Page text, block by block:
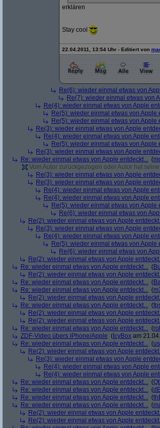
erklären
Stay cool
22.04.2011, 13:54 Uhr - Editiert von
Re(6): wieder einmal etwas von
Re(7): wieder einmal etwas von
Re(4): wieder einmal etwas von Apple
Re(5): wieder einmal etwas von Apple
Re(5): wieder einmal etwas von Apple
Re(3): wieder einmal etwas von Apple
Re(4): wieder einmal etwas von Apple
Re(5): wieder einmal etwas von Apple
Re(3): wieder einmal etwas von Apple
Re: wieder einmal etwas von Apple entdeckt... (
Vom Autor zurückgezogen oder Autor hat
Re(3): wieder einmal etwas von Apple
Re(3): wieder einmal etwas von Apple
Re(4): wieder einmal etwas von Apple
Re(4): wieder einmal etwas von Apple
Re(5): wieder einmal etwas von Apple
Re(6): wieder einmal etwas von
Re(2): wieder einmal etwas von Apple
Re(3): wieder einmal etwas von Apple
Re(4): wieder einmal etwas von Apple
Re(5): wieder einmal etwas von Apple
Re(6): wieder einmal etwas von
Re(2): wieder einmal etwas von Apple
Re: wieder einmal etwas von Apple entdeckt... (
Re(2): wieder einmal etwas von Apple
Re: wieder einmal etwas von Apple entdeckt... (
Re: wieder einmal etwas von Apple entdeckt... (
Re(2): wieder einmal etwas von Apple
Re: wieder einmal etwas von Apple entdeckt... (
Re(2): wieder einmal etwas von Apple
Re(2): wieder einmal etwas von Apple
Re: wieder einmal etwas von Apple entdeckt... (
ZDF-Video übers iPhone/Apple ( IcyBox am
Re: wieder einmal etwas von Apple entdeckt... (
Re(2): wieder einmal etwas von Apple
Re(3): wieder einmal etwas von Apple
Re(4): wieder einmal etwas von Apple
Re(4): wieder einmal etwas von Apple
Re: wieder einmal etwas von Apple entdeckt... (
Re: wieder einmal etwas von Apple entdeckt... (
Re: wieder einmal etwas von Apple entdeckt... (
Re: wieder einmal etwas von Apple entdeckt... (
Re(2): wieder einmal etwas von Apple
Re(2): wieder einmal etwas von Apple